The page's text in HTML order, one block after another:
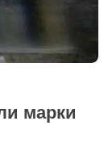
марки